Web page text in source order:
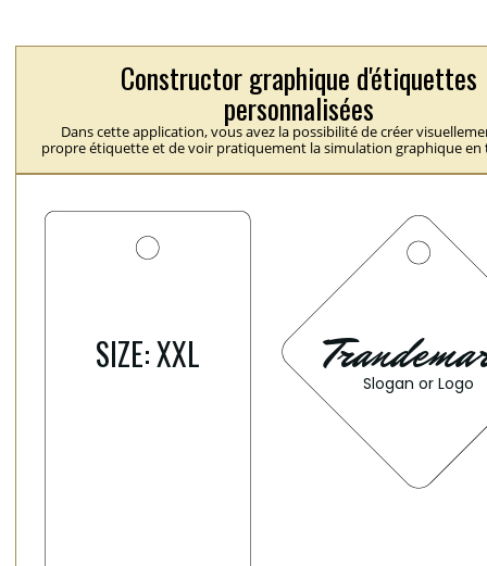
Constructor graphique d'étiquettes
personnalisées
Dans cette application, vous avez la possibilité de créer
propre étiquette et de voir pratiquement la simulation graphique en